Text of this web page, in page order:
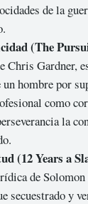
de la
(The
Chris Gardner,
hombre por
como
la
(12 Years a
de
secuestrado y